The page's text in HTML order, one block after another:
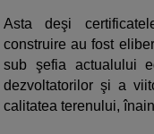
Asta deşi
construire au fost
sub şefia actualului
dezvoltatorilor şi a
calitatea terenului,